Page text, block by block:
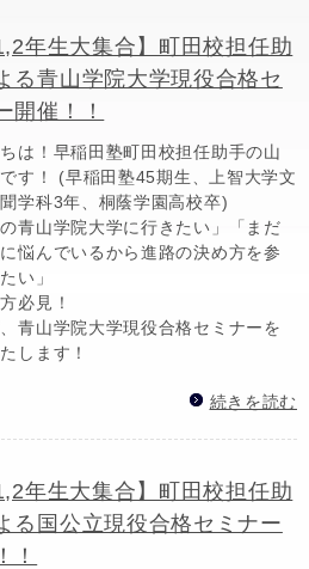
年生大集合】町田校担任助
る青山学院大学現役合格セ
開催！！
は！早稲田塾町田校担任助手の山
す！ (早稲田塾45期生、上智大学文
学科3年、桐蔭学園高校卒)
の青山学院大学に行きたい」「まだ
悩んでいるから進路の決め方を参
い」
必見！
青山学院大学現役合格セミナーを
します！
続きを読む
年生大集合】町田校担任助
る国公立現役合格セミナー
！